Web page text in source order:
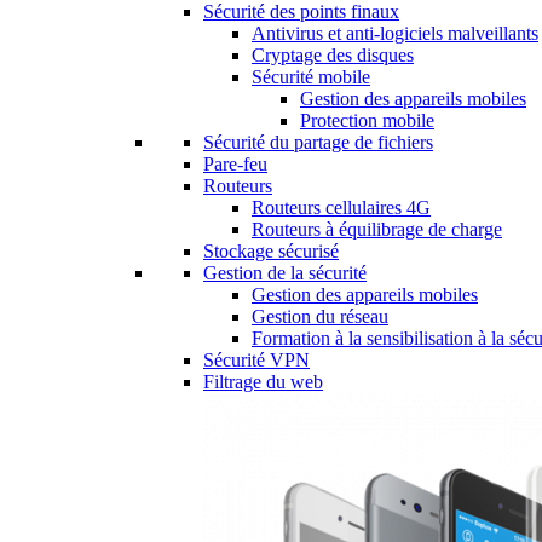
Sécurité des points finaux
Antivirus et anti-logiciels malveillants
Cryptage des disques
Sécurité mobile
Gestion des appareils mobiles
Protection mobile
Sécurité du partage de fichiers
Pare-feu
Routeurs
Routeurs cellulaires 4G
Routeurs à équilibrage de charge
Stockage sécurisé
Gestion de la sécurité
Gestion des appareils mobiles
Gestion du réseau
Formation à la sensibilisation à la
Sécurité VPN
Filtrage du web